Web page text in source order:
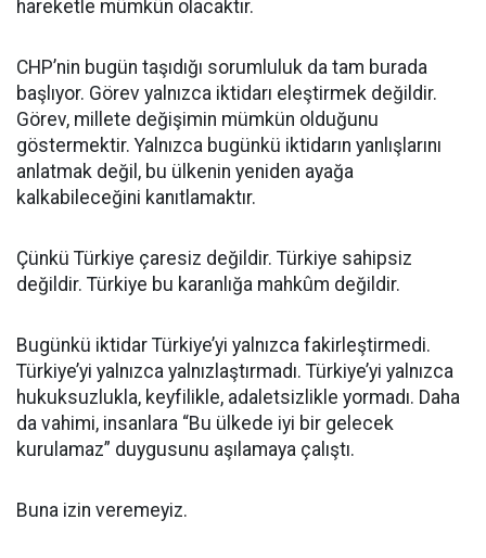
hareketle mümkün olacaktır.
CHP’nin bugün taşıdığı sorumluluk da tam burada
başlıyor. Görev yalnızca iktidarı eleştirmek değildir.
Görev, millete değişimin mümkün olduğunu
göstermektir. Yalnızca bugünkü iktidarın yanlışlarını
anlatmak değil, bu ülkenin yeniden ayağa
kalkabileceğini kanıtlamaktır.
Çünkü Türkiye çaresiz değildir. Türkiye sahipsiz
değildir. Türkiye bu karanlığa mahkûm değildir.
Bugünkü iktidar Türkiye’yi yalnızca fakirleştirmedi.
Türkiye’yi yalnızca yalnızlaştırmadı. Türkiye’yi yalnızca
hukuksuzlukla, keyfilikle, adaletsizlikle yormadı. Daha
da vahimi, insanlara “Bu ülkede iyi bir gelecek
kurulamaz” duygusunu aşılamaya çalıştı.
Buna izin veremeyiz.